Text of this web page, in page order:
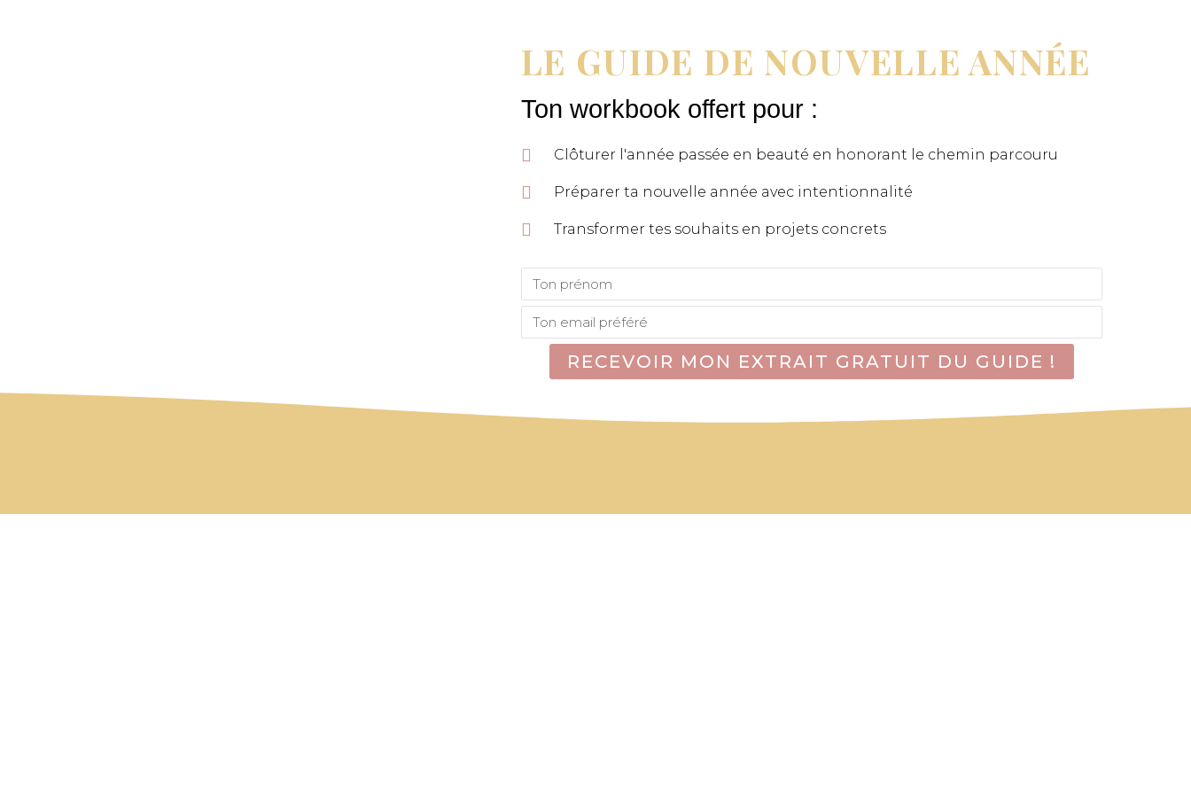
LE GUIDE DE NOUVELLE ANNÉE
Ton workbook offert pour :
Clôturer l'année passée en beauté en honorant le chemin parcouru
Préparer ta nouvelle année avec intentionnalité
Transformer tes souhaits en projets concrets
RECEVOIR MON EXTRAIT GRATUIT DU GUIDE !